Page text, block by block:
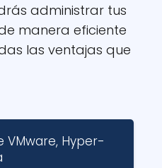
administrar tus
manera eficiente
las ventajas que
Hyper-